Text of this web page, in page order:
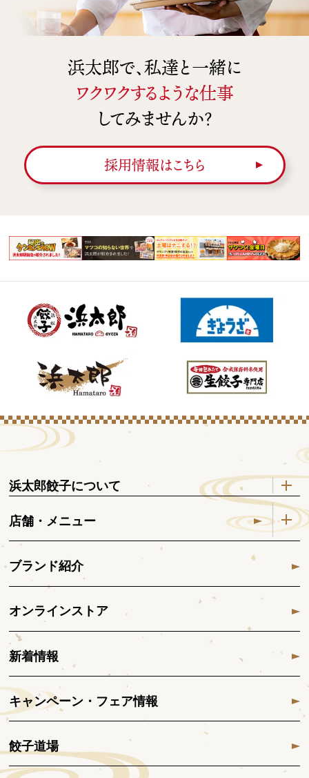
浜太郎で、私達と一緒に
ワクワクするような仕事
してみませんか？
採用情報はこちら
浜太郎餃子について
店舗・メニュー
ブランド紹介
オンラインストア
新着情報
キャンペーン・フェア情報
餃子道場